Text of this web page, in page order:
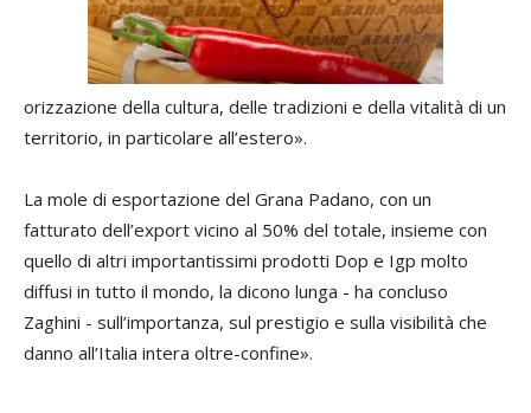
orizzazione della cultura, delle tradizioni e della vitalità di un
territorio, in particolare all’estero».
La mole di esportazione del Grana Padano, con un
fatturato dell’export vicino al 50% del totale, insieme con
quello di altri importantissimi prodotti Dop e Igp molto
diffusi in tutto il mondo, la dicono lunga - ha concluso
Zaghini - sull’importanza, sul prestigio e sulla visibilità che
danno all’Italia intera oltre-confine».